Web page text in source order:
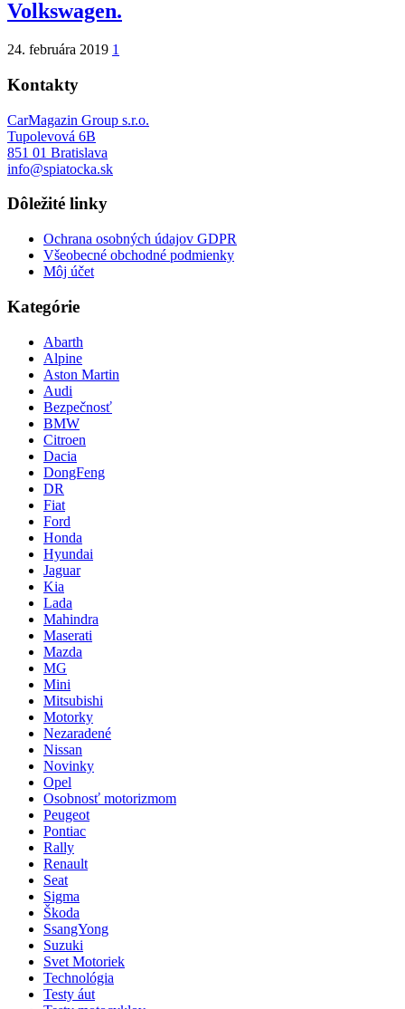
Volkswagen.
24. februára 2019 1
Kontakty
CarMagazin Group s.r.o.
Tupolevová 6B
851 01 Bratislava
info@spiatocka.sk
Dôležité linky
Ochrana osobných údajov GDPR
Všeobecné obchodné podmienky
Môj účet
Kategórie
Abarth
Alpine
Aston Martin
Audi
Bezpečnosť
BMW
Citroen
Dacia
DongFeng
DR
Fiat
Ford
Honda
Hyundai
Jaguar
Kia
Lada
Mahindra
Maserati
Mazda
MG
Mini
Mitsubishi
Motorky
Nezaradené
Nissan
Novinky
Opel
Osobnosť motorizmom
Peugeot
Pontiac
Rally
Renault
Seat
Sigma
Škoda
SsangYong
Suzuki
Svet Motoriek
Technológia
Testy áut